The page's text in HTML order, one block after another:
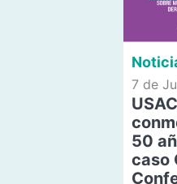
7 de
50
caso